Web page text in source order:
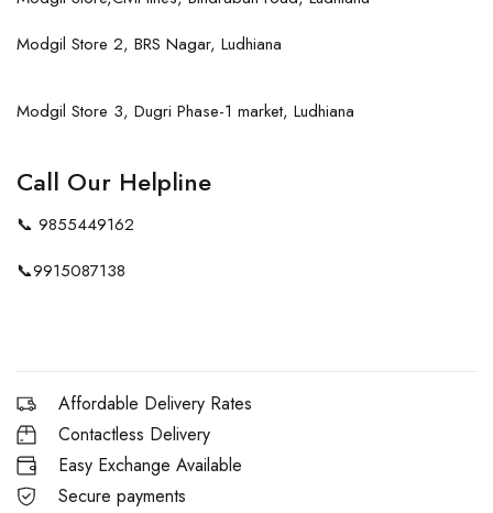
Modgil Store 2, BRS Nagar, Ludhiana
Modgil Store 3, Dugri Phase-1 market, Ludhiana
Call Our Helpline
📞 9855449162
📞9915087138
Affordable Delivery Rates
Contactless Delivery
Easy Exchange Available
Secure payments